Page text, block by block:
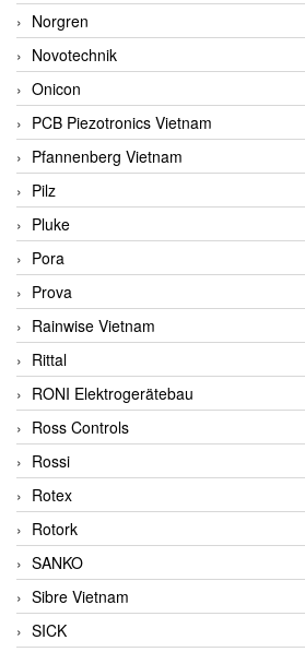
Norgren
Novotechnik
Onicon
PCB Piezotronics Vietnam
Pfannenberg Vietnam
Pilz
Pluke
Pora
Prova
Rainwise Vietnam
Rittal
RONI Elektrogerätebau
Ross Controls
Rossi
Rotex
Rotork
SANKO
Sibre Vietnam
SICK